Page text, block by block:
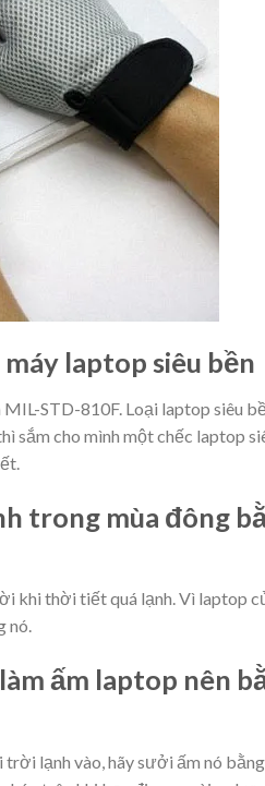
laptop siêu bền
STD-810F. Loại laptop siêu
sắm cho mình một chếc laptop
trong mùa đông
khi thời tiết quá lạnh. Vì laptop
nó.
ấm laptop nên
lạnh vào, hãy sưởi ấm nó